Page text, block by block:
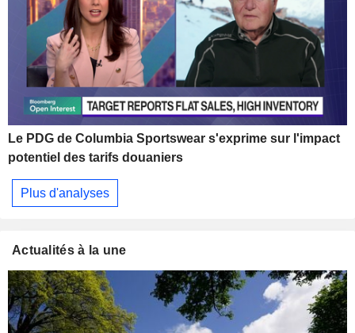
Le PDG de Columbia Sportswear s'exprime sur l'impact
potentiel des tarifs douaniers
Plus d'analyses
Actualités à la une